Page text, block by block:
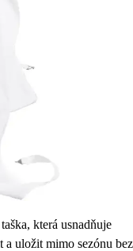
která usnadňuje
a uložit mimo sezónu bez